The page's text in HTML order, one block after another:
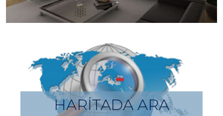
HARİTADA ARA